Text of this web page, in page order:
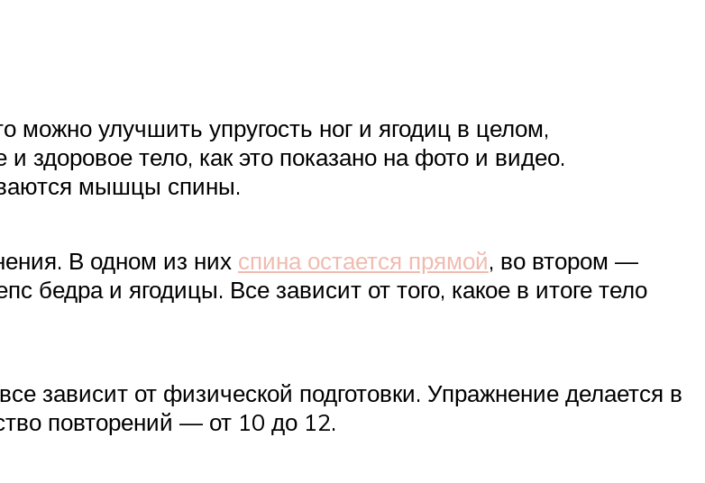
можно улучшить упругость ног и ягодиц в целом,
здоровое тело, как это показано на фото и видео.
мышцы спины.
В одном из них спина остается прямой, во втором —
бедра и ягодицы. Все зависит от того, какое в итоге тело
зависит от физической подготовки. Упражнение делается в
повторений — от 10 до 12.